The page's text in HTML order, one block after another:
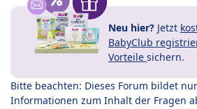
Neu hier? Jetzt
BabyClub
Vorteile sichern.
Bitte beachten: Dieses Forum bildet
Informationen zum Inhalt der Fragen